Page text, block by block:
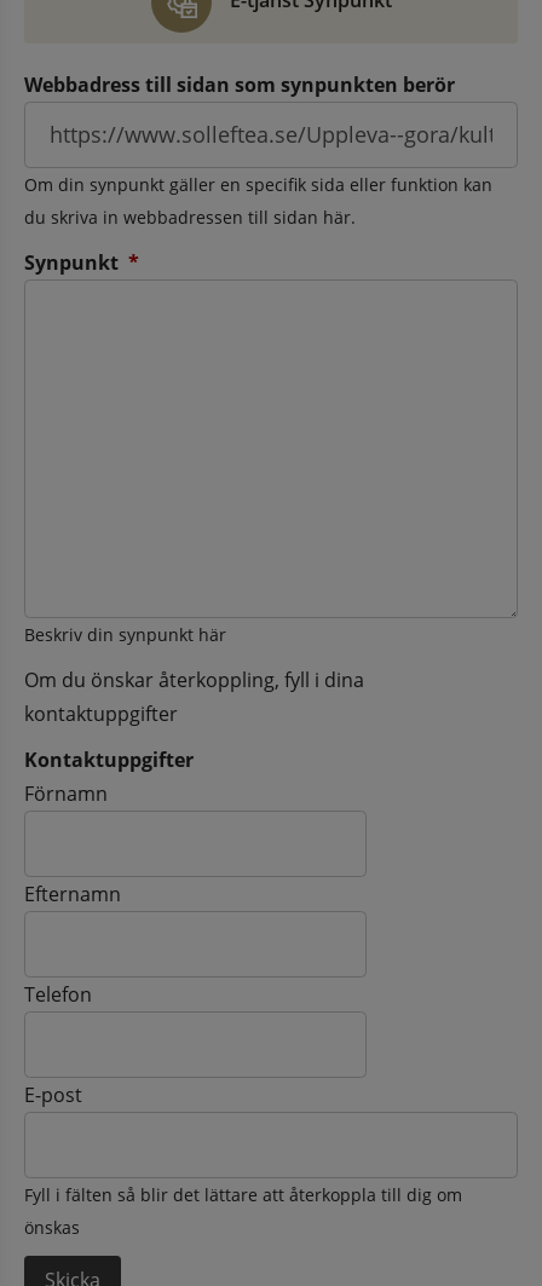
Webbadress till sidan som synpunkten berör
Om din synpunkt gäller en specifik sida eller funktion kan
du skriva in webbadressen till sidan här.
Synpunkt *
Beskriv din synpunkt här
Om du önskar återkoppling, fyll i dina
kontaktuppgifter
Kontaktuppgifter
Kontaktuppgifter
Förnamn
Efternamn
Telefon
E-post
Fyll i fälten så blir det lättare att återkoppla till dig om
önskas